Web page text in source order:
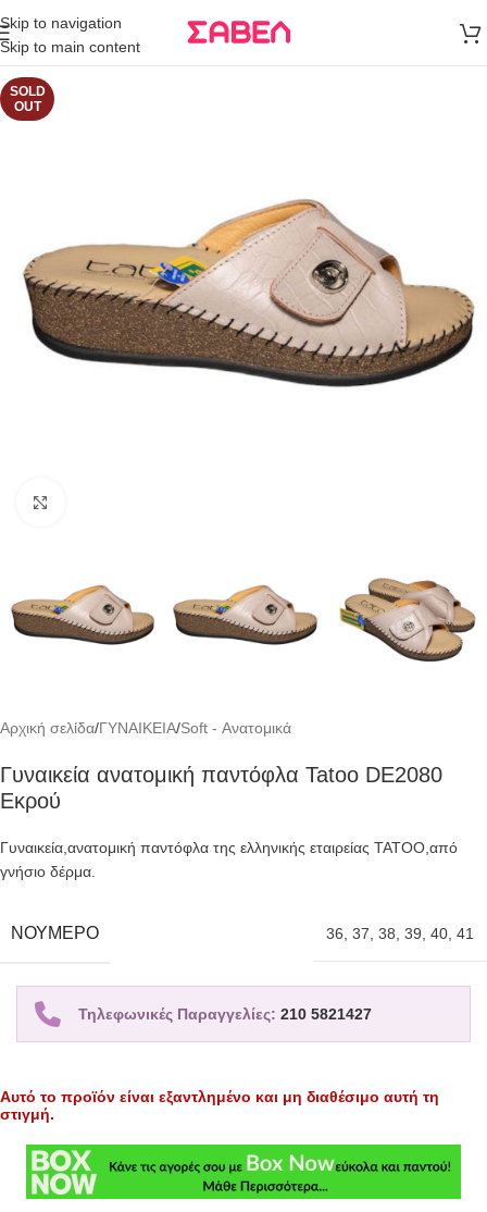
Skip to navigation
Skip to main content
άνω των 80€
Παραγγελία
SOLD
OUT
Αρχική σελίδα/ΓΥΝΑΙΚΕΙΑ/Soft - Ανατομικά
Γυναικεία ανατομική παντόφλα Tatoo DE2080
Εκρού
Γυναικεία,ανατομική παντόφλα της ελληνικής εταιρείας TATOO,από
γνήσιο δέρμα.
ΝΟΎΜΕΡΟ 36, 37, 38, 39, 40, 41
Τηλεφωνικές Παραγγελίες: 210 5821427
Αυτό το προϊόν είναι εξαντλημένο και μη διαθέσιμο αυτή τη
στιγμή.